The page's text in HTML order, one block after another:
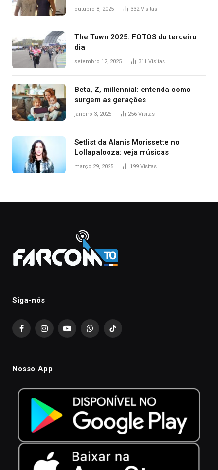
para o TO: ‘Não esperava atingir
outubro 8, 2025 332Visitas
The Town 2025: FOTOS do terceiro
dia
setembro 12, 2025 311 Visitas
Beta, Z, millennial: entenda como
surgem as gerações
janeiro 3, 2025 256 Visitas
Setlist da Alanis Morissette no
Lollapalooza: veja músicas
março 29, 2025 199 Visitas
Siga-nós
FacebookInstagramYouTubeWhatsAppTikTok
Nosso App